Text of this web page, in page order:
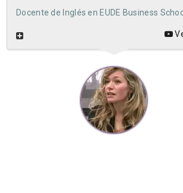
Docente de Inglés en EUDE Business